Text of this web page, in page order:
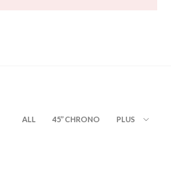
ALL 45’’ CHRONO PLUS